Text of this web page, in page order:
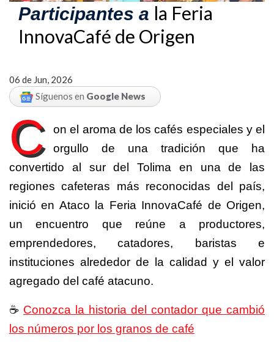
Participantes a la Feria
InnovaCafé de Origen
06 de Jun, 2026
Síguenos en Google News
C
on el aroma de los cafés especiales y el
orgullo de una tradición que ha
convertido al sur del Tolima en una de las
regiones cafeteras más reconocidas del país,
inició en Ataco la Feria InnovaCafé de Origen,
un encuentro que reúne a productores,
emprendedores, catadores, baristas e
instituciones alrededor de la calidad y el valor
agregado del café atacuno.
☕️ Conozca la historia del contador que cambió
los números por los granos de café